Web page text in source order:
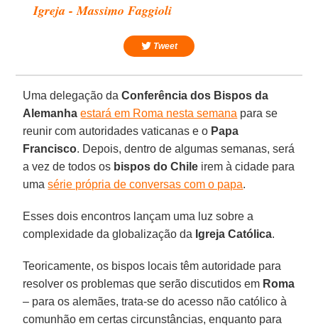
Igreja - Massimo Faggioli
Tweet
Uma delegação daConferência dos Bispos da
Alemanha estará em Roma nesta semana para se
reunir com autoridades vaticanas e o Papa
Francisco. Depois, dentro de algumas semanas, será
a vez de todos os bispos do Chile irem à cidade para
umasérie própria de conversas com o papa.
Esses dois encontros lançam uma luz sobre a
complexidade da globalização da Igreja Católica.
Teoricamente, os bispos locais têm autoridade para
resolver os problemas que serão discutidos em Roma
– para os alemães, trata-se do acesso não católico à
comunhão em certas circunstâncias, enquanto para